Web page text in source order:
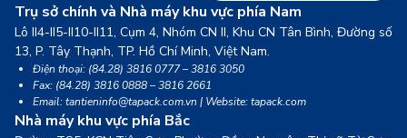
Trụ sở chính và Nhà máy khu vực phía Nam
Lô II4-II5-II10-II11, Cụm 4, Nhóm CN II, Khu CN Tân Bình, Đường số
13, P. Tây Thạnh, TP. Hồ Chí Minh, Việt Nam.
Điện thoại: (84.28) 3816 0777 – 3816 3050
Fax: (84.28) 3816 0888 – 3816 2661
Email: tantieninfo@tapack.com.vn | Website: tapack.com
Nhà máy khu vực phía Bắc